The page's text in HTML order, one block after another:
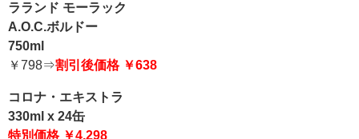
ラランド モーラック
A.O.C.ボルドー
750ml
￥798⇒割引後価格 ￥638
コロナ・エキストラ
330ml x 24缶
特別価格 ￥4,298